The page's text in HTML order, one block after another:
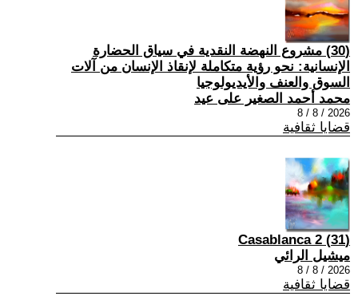
(30) مشروع النهضة النقدية في سياق الحضارة
الإنسانية: نحو رؤية متكاملة لإنقاذ الإنسان من آلات
السوق والعنف والأيديولوجيا
محمد أحمد الصغير على عيد
2026 / 8 / 8
قضايا ثقافية
(31) Casablanca 2
ميشيل الرائي
2026 / 8 / 8
قضايا ثقافية